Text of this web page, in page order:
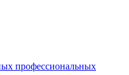
профессиональных